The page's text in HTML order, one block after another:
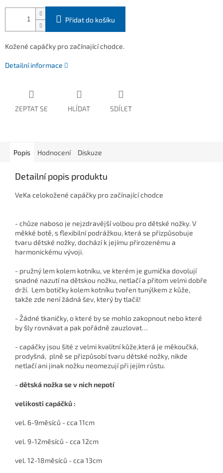
Přidat do košíku
Kožené capáčky pro začínající chodce.
Detailní informace
ZEPTAT SE HLÍDAT SDÍLET
Popis Hodnocení Diskuze
Detailní popis produktu
VeKa celokožené capáčky pro začínající chodce
- chůze naboso je nejzdravější volbou pro dětské nožky. V
měkké botě, s flexibilní podrážkou, která se přizpůsobuje
tvaru dětské nožky, dochází k jejímu přirozenému a
harmonickému vývoji.
- pružný lem kolem kotníku, ve kterém je gumička dovolují
snadné nazutí na dětskou nožku, netlačí a přitom velmi dobře
drží. Lem botičky kolem kotníku tvořen tunýlkem z kůže,
takže zde není žádná šev, který by tlačil!
- Žádné tkaničky, o které by se mohlo zakopnout nebo které
by šly rovnávat a pak pořádně zauzlovat…
- capáčky jsou šité z velmi kvalitní kůže,která je měkoučká,
prodyšná, plně se přizpůsobí tvaru dětské nožky, nikde
netlačí ani jinak nožku neomezují při jejím růstu.
-dětská nožka se v nich nepotí
velikosti capáčků :
vel. 6-9měsíců - cca 11cm
vel. 9-12měsíců - cca 12cm
vel. 12-18měsíců - cca 13cm